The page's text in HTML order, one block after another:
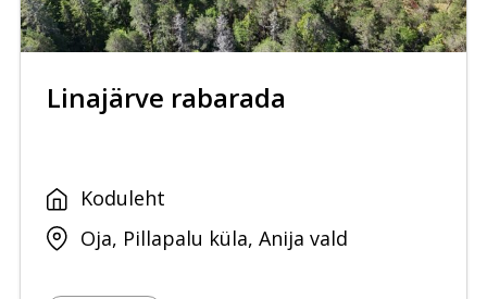
Linajärve rabarada
Koduleht
Oja, Pillapalu küla, Anija vald